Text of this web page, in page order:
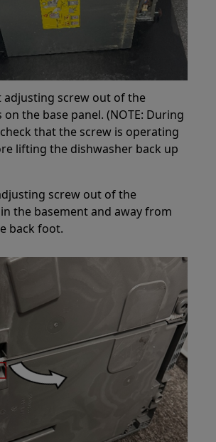
adjusting screw out of the
the base panel. (NOTE: During
that the screw is operating
lifting the dishwasher back up
screw out of the
the basement and away from
back foot.